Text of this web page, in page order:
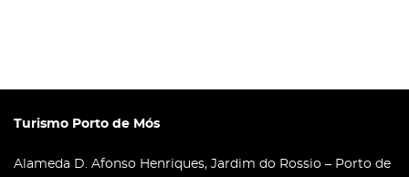
Turismo Porto de Mós
Alameda D. Afonso Henriques, Jardim do Rossio – Porto de